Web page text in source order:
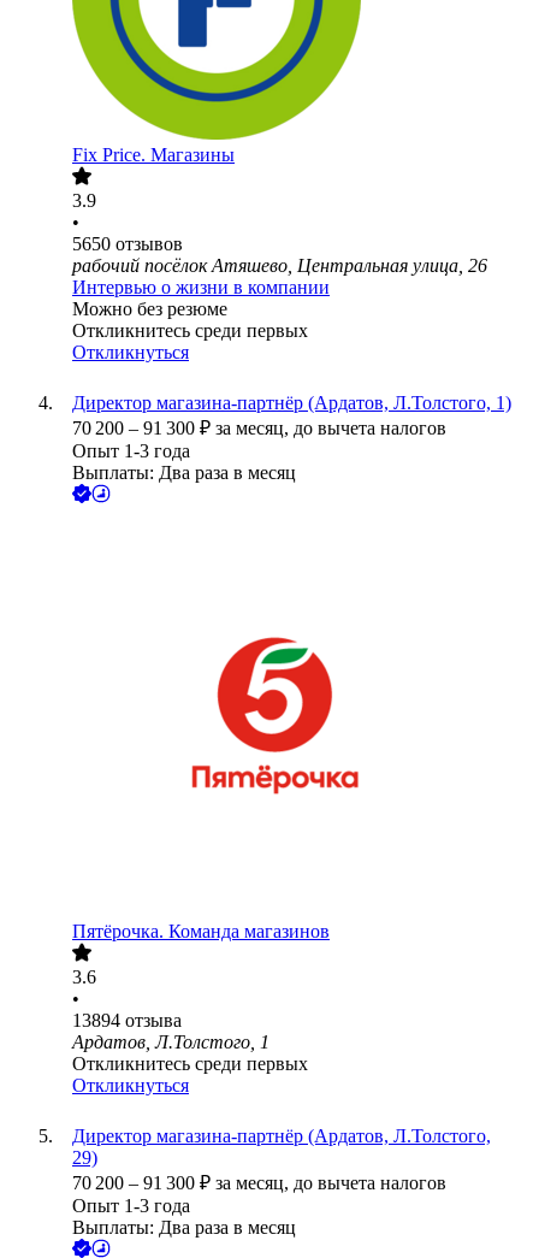
Fix Price. Магазины
3.9
•
5650 отзывов
рабочий посёлок Атяшево, Центральная улица, 26
Интервью о жизни в компании
Можно без резюме
Откликнитесь среди первых
Откликнуться
Директор магазина-партнёр (Ардатов, Л.Толстого, 1)
70 200 – 91 300 ₽ за месяц, до вычета налогов
Опыт 1-3 года
Выплаты: Два раза в месяц
Пятёрочка. Команда магазинов
3.6
•
13894 отзыва
Ардатов, Л.Толстого, 1
Откликнитесь среди первых
Откликнуться
Директор магазина-партнёр (Ардатов, Л.Толстого,
29)
70 200 – 91 300 ₽ за месяц, до вычета налогов
Опыт 1-3 года
Выплаты: Два раза в месяц